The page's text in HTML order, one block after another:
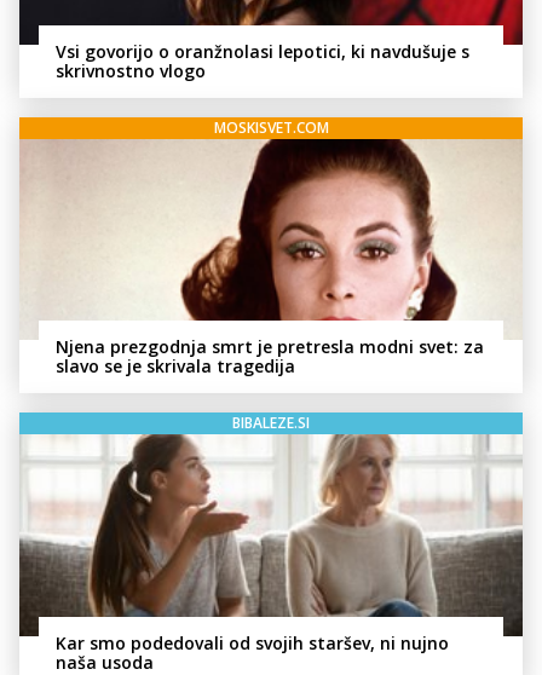
Vsi govorijo o oranžnolasi lepotici, ki navdušuje s
skrivnostno vlogo
MOSKISVET.COM
Njena prezgodnja smrt je pretresla modni svet: za
slavo se je skrivala tragedija
BIBALEZE.SI
Kar smo podedovali od svojih staršev, ni nujno
naša usoda